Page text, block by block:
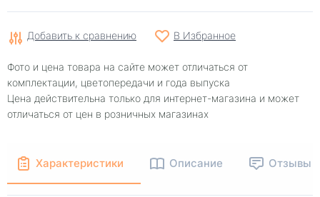
Добавить к сравнению В Избранное
Фото и цена товара на сайте может отличаться от
комплектации, цветопередачи и года выпуска
Цена действительна только для интернет-магазина и может
отличаться от цен в розничных магазинах
Характеристики Описание Отзывы